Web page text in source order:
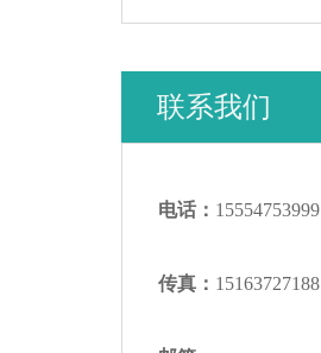
联系我们
电话： 15554753999
传真： 15163727188